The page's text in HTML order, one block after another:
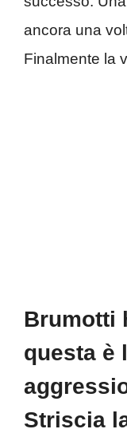
ancora una
Finalmente la
Brumotti
questa è
Striscia